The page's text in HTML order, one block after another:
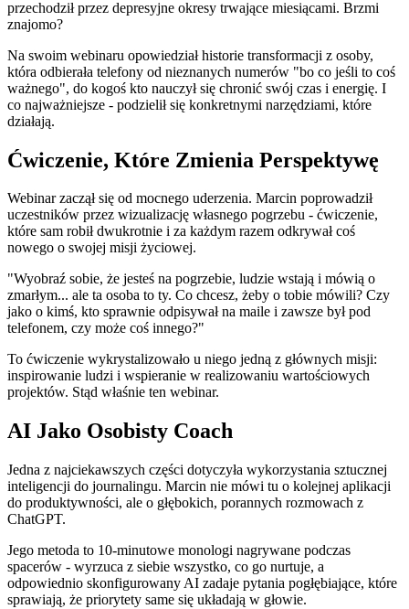
przechodził przez depresyjne okresy trwające miesiącami. Brzmi
znajomo?
Na swoim webinaru opowiedział historie transformacji z osoby,
która odbierała telefony od nieznanych numerów "bo co jeśli to coś
ważnego", do kogoś kto nauczył się chronić swój czas i energię. I
co najważniejsze - podzielił się konkretnymi narzędziami, które
działają.
Ćwiczenie, Które Zmienia Perspektywę
Webinar zaczął się od mocnego uderzenia. Marcin poprowadził
uczestników przez wizualizację własnego pogrzebu - ćwiczenie,
które sam robił dwukrotnie i za każdym razem odkrywał coś
nowego o swojej misji życiowej.
"Wyobraź sobie, że jesteś na pogrzebie, ludzie wstają i mówią o
zmarłym... ale ta osoba to ty. Co chcesz, żeby o tobie mówili? Czy
jako o kimś, kto sprawnie odpisywał na maile i zawsze był pod
telefonem, czy może coś innego?"
To ćwiczenie wykrystalizowało u niego jedną z głównych misji:
inspirowanie ludzi i wspieranie w realizowaniu wartościowych
projektów. Stąd właśnie ten webinar.
AI Jako Osobisty Coach
Jedna z najciekawszych części dotyczyła wykorzystania sztucznej
inteligencji do journalingu. Marcin nie mówi tu o kolejnej aplikacji
do produktywności, ale o głębokich, porannych rozmowach z
ChatGPT.
Jego metoda to 10-minutowe monologi nagrywane podczas
spacerów - wyrzuca z siebie wszystko, co go nurtuje, a
odpowiednio skonfigurowany AI zadaje pytania pogłębiające, które
sprawiają, że priorytety same się układają w głowie.